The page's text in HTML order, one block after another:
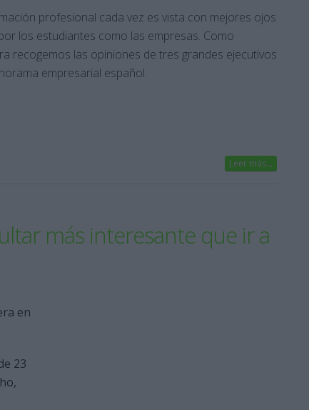
profesional cada vez es vista con mejores ojos
los estudiantes como las empresas. Como
recogemos las opiniones de tres grandes ejecutivos
empresarial español.
Leer más...
más interesante que ir a
en
23